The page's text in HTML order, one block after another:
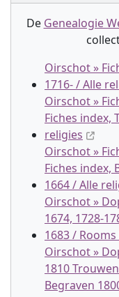
De Genealogie
Oirschot »
1716- / Alle
Oirschot »
Fiches index,
religies
Oirschot »
Fiches index,
1664 / Alle
Oirschot »
1674, 1728-
1683 /
Oirschot »
1810
Begraven